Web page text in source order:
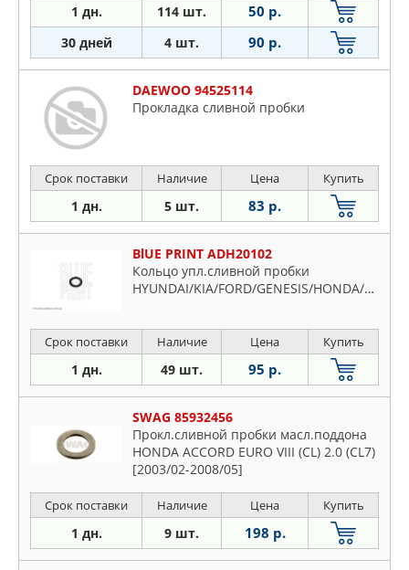
1 дн. 114 шт. 50 р.
30 дней 4 шт. 90 р.
DAEWOO 94525114
Прокладка сливной пробки
Срок поставки Наличие Цена Купить
1 дн. 5 шт. 83 р.
BlUE PRINT ADH20102
Кольцо упл.сливной пробки
HYUNDAI/KIA/FORD/GENESIS/HONDA/SUZUKI
Срок поставки Наличие Цена Купить
1 дн. 49 шт. 95 р.
SWAG 85932456
Прокл.сливной пробки масл.поддона
HONDA ACCORD EURO VIII (CL) 2.0 (CL7)
[2003/02-2008/05]
Срок поставки Наличие Цена Купить
1 дн. 9 шт. 198 р.